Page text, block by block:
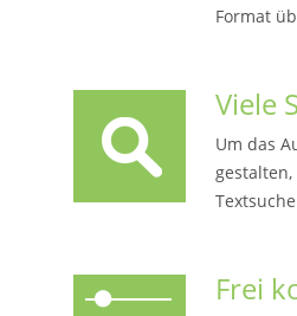
Format
Viele
Um das
Frei